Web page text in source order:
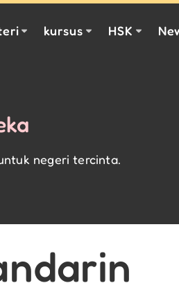
kursus HSK
negeri tercinta.